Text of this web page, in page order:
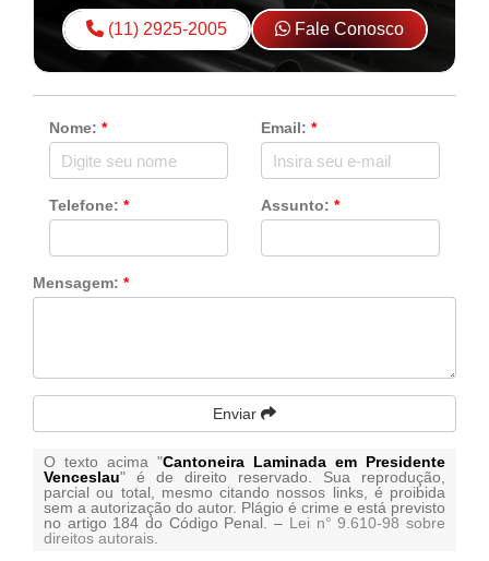
(11) 2925-2005 Fale Conosco
Nome: * Email: *
Telefone: * Assunto: *
Mensagem: *
Enviar
O texto acima "Cantoneira Laminada em Presidente
Venceslau" é de direito reservado. Sua reprodução,
parcial ou total, mesmo citando nossos links, é proibida
sem a autorização do autor. Plágio é crime e está previsto
no artigo 184 do Código Penal. – Lei n° 9.610-98 sobre
direitos autorais